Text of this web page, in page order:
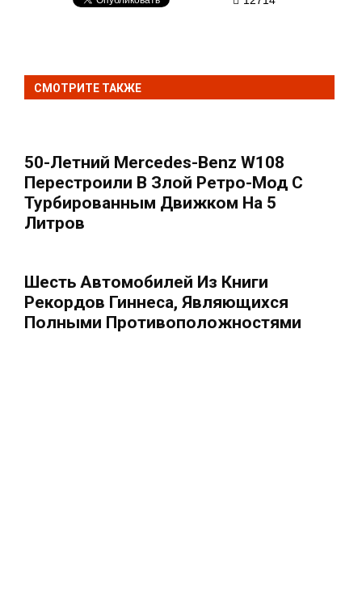
СМОТРИТЕ ТАКЖЕ
50-Летний Mercedes-Benz W108
Перестроили В Злой Ретро-Мод С
Турбированным Движком На 5
Литров
Шесть Автомобилей Из Книги
Рекордов Гиннеса, Являющихся
Полными Противоположностями